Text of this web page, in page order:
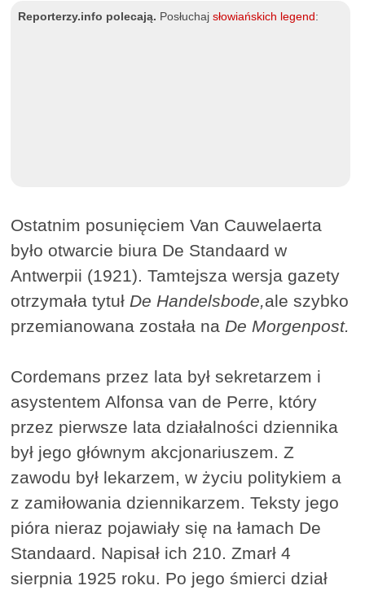
Reporterzy.info polecają. Posłuchajsłowiańskich legend :
Ostatnim posunięciem Van Cauwelaerta
było otwarcie biura De Standaard w
Antwerpii (1921). Tamtejsza wersja gazety
otrzymała tytuł De Handelsbode,ale szybko
przemianowana została na De Morgenpost.
Cordemans przez lata był sekretarzem i
asystentem Alfonsa van de Perre, który
przez pierwsze lata działalności dziennika
był jego głównym akcjonariuszem. Z
zawodu był lekarzem, w życiu politykiem a
z zamiłowania dziennikarzem. Teksty jego
pióra nieraz pojawiały się na łamach De
Standaard. Napisał ich 210. Zmarł 4
sierpnia 1925 roku. Po jego śmierci dział